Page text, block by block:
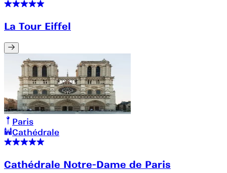
La Tour Eiffel
Paris
Cathédrale
Cathédrale Notre-Dame de Paris